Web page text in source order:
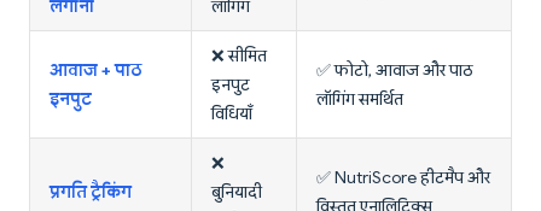
लगाना
लॉगिंग
आवाज + पाठ
इनपुट
❌ सीमित
इनपुट
विधियाँ
✅ फोटो, आवाज और पाठ
लॉगिंग समर्थित
प्रगति ट्रैकिंग
❌
बुनियादी
✅ NutriScore हीटमैप और
विस्तृत एनालिटिक्स